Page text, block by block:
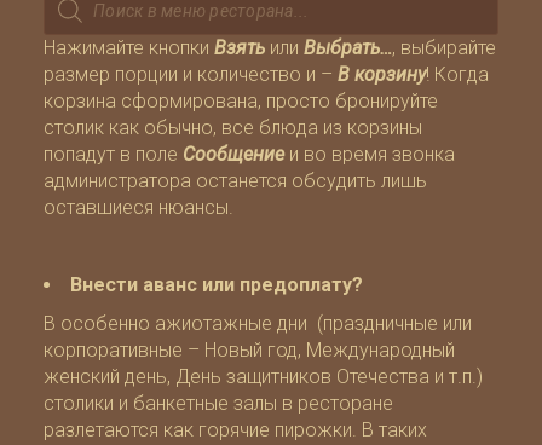
товаров
Нажимайте кнопкиВзять илиВыбрать…, выбирайте
размер порции и количество и –В корзину! Когда
корзина сформирована, просто бронируйте
столик как обычно, все блюда из корзины
попадут в поле Сообщениеи во время звонка
администратора останется обсудить лишь
оставшиеся нюансы.
Внести аванс или предоплату?
В особенно ажиотажные дни (праздничные или
корпоративные – Новый год, Международный
женский день, День защитников Отечества и т.п.)
столики и банкетные залы в ресторане
разлетаются как горячие пирожки. В таких